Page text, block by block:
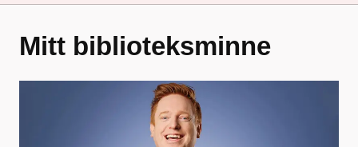
Mitt biblioteksminne